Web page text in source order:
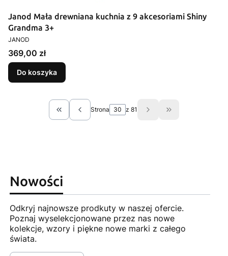
Janod Mała drewniana kuchnia z 9 akcesoriami Shiny
Grandma 3+
PRODUCENT
JANOD
Cena
369,00 zł
Do koszyka
Wróć do pierwszej strony z produktami
Strona z 81 Przejdź do
Nowości
Odkryj najnowsze prodkuty w naszej ofercie.
Poznaj wyselekcjonowane przez nas nowe
kolekcje, wzory i piękne nowe marki z całego
świata.